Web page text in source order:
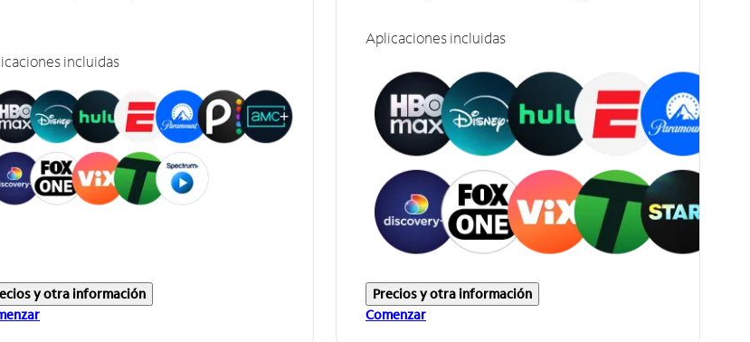
incluidas
y otra información
Aplicaciones incluidas
Precios y otra información
Comenzar